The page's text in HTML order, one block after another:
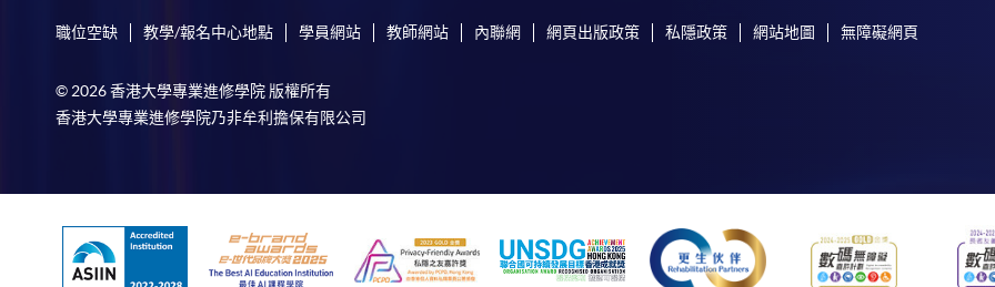
職位空缺 教學/報名中心地點 學員網站 教師網站 內聯網 網頁出版政策 私隱政策 網站地圖 無障礙網頁
© 2026 香港大學專業進修學院 版權所有
香港大學專業進修學院乃非牟利擔保有限公司